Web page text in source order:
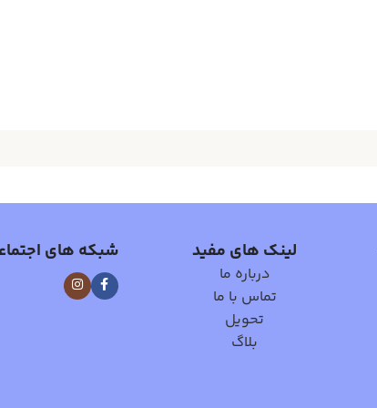
لینک های مفید
درباره ما
تماس با ما
تحویل
بلاگ
شبکه های